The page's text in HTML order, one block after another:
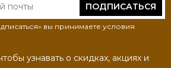
ПОДПИСАТЬСЯ
вы принимаете условия
узнавать о скидках, акциях и